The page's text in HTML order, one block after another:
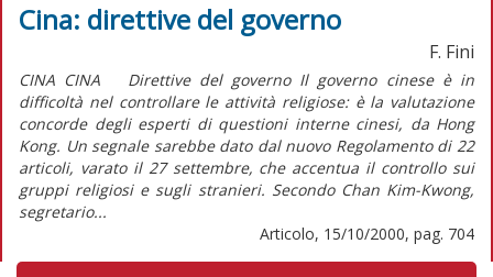
Cina: direttive del governo
F. Fini
CINA CINA Direttive del governo Il governo cinese è in
difficoltà nel controllare le attività religiose: è la valutazione
concorde degli esperti di questioni interne cinesi, da Hong
Kong. Un segnale sarebbe dato dal nuovo Regolamento di 22
articoli, varato il 27 settembre, che accentua il controllo sui
gruppi religiosi e sugli stranieri. Secondo Chan Kim-Kwong,
segretario...
Articolo, 15/10/2000, pag. 704